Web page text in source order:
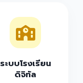
ระบบโรงเรียน
ดิจิทัล